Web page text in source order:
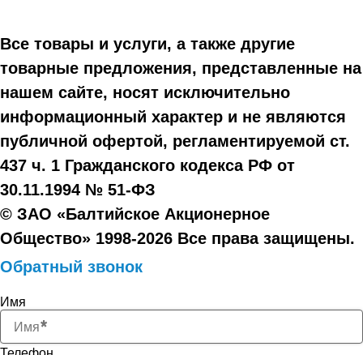
Все товары и услуги, а также другие
товарные предложения, представленные на
нашем сайте, носят исключительно
информационный характер и не являются
публичной офертой, регламентируемой ст.
437 ч. 1 Гражданского кодекса РФ от
30.11.1994 № 51-ФЗ
© ЗАО «Балтийское Акционерное
Общество» 1998-2026 Все права защищены.
Обратный звонок
Имя